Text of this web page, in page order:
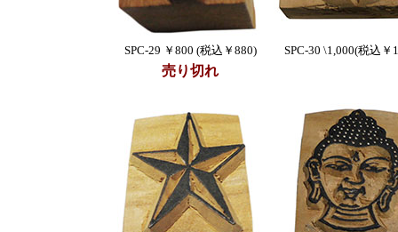
SPC-29 ￥800 (税込￥880) SPC-30 \1,000(税込￥
売り切れ